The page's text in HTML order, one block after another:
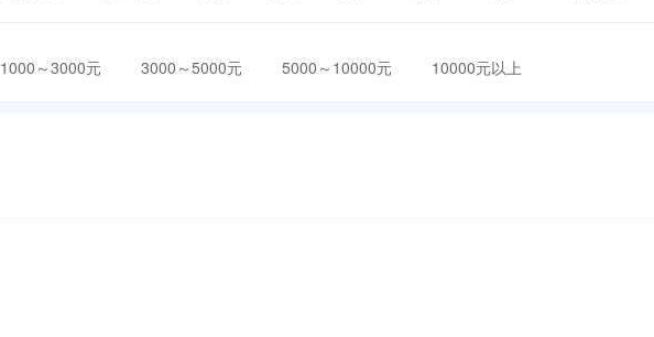
1000～3000元 3000～5000元 5000～10000元 10000元以上